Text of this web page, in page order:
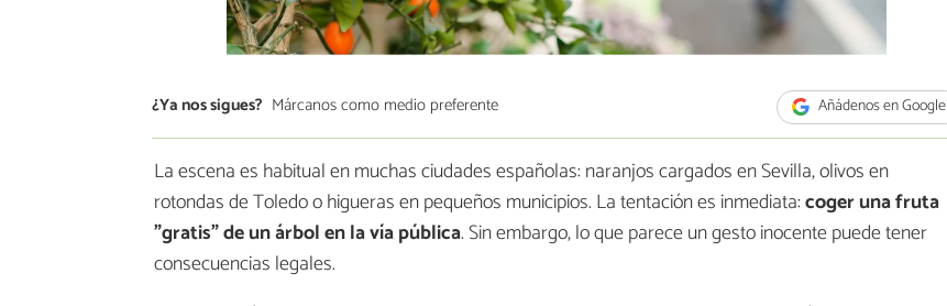
¿Ya nos sigues? Márcanos como medio preferente Añádenos en Google
La escena es habitual en muchas ciudades españolas: naranjos cargados en Sevilla, olivos en
rotondas de Toledo o higueras en pequeños municipios. La tentación es inmediata:coger una fruta
"gratis" de un árbol en la vía pública. Sin embargo, lo que parece un gesto inocente puede tener
consecuencias legales.